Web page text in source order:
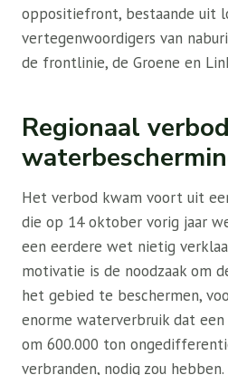
oppositiefront, bestaande uit
vertegenwoordigers van
de frontlinie, de Groene en
Regionaal
Het verbod kwam voort uit
die op 14 oktober vorig jaar
een eerdere wet nietig
motivatie is de noodzaak om
het gebied te beschermen,
enorme waterverbruik dat
om 600.000 ton
verbranden, nodig zou hebben.